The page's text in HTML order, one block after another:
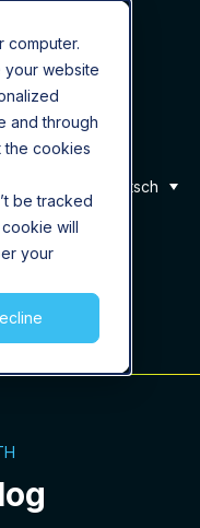
computer.
your website
and through
the cookies
be tracked
will
your
Deutsch